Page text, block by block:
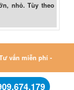
nhỏ. Tùy theo
vấn miễn phí -